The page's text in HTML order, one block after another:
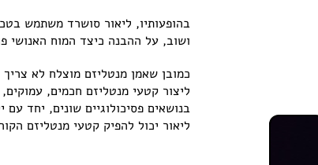
ושוב, על ההבנה כיצד המוח האנושי
כמובן שאמן מנטליזם מוצלח לא
ליצור קטעי מנטליזם חכמים,
בנושאים פסיכולוגיים שונים, יחד
ליאור יכול להפיק קטעי מנטליזם